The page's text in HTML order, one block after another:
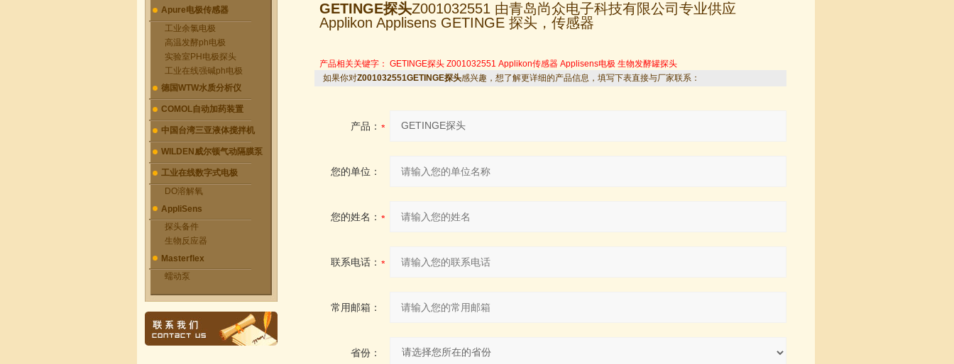
Apure电极传感器
工业余氯电极
高温发酵ph电极
实验室PH电极探头
工业在线强碱ph电极
德国WTW水质分析仪
COMOL自动加药装置
中国台湾三亚液体搅拌机
WILDEN威尔顿气动隔膜泵
工业在线数字式电极
DO溶解氧
AppliSens
探头备件
生物反应器
Masterflex
蠕动泵
GETINGE探头Z001032551 由青岛尚众电子科技有限公司专业供应
Applikon Applisens GETINGE 探头，传感器
产品相关关键字： GETINGE探头 Z001032551 Applikon传感器 Applisens电极 生物发酵罐探头
如果你对Z001032551GETINGE探头感兴趣，想了解更详细的产品信息，填写下表直接与厂家联系：
产品：
您的单位：
您的姓名：
联系电话：
常用邮箱：
省份：